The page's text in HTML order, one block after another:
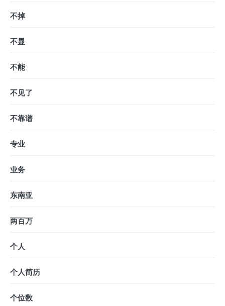
不掉
不显
不能
不见了
不靠谱
专业
业务
东南亚
两百万
个人
个人简历
个位数